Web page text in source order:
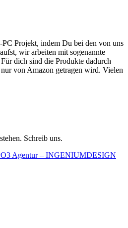
Projekt, indem Du bei den von uns
wir arbeiten mit sogenannte
dich sind die Produkte dadurch
von Amazon getragen wird. Vielen
Schreib uns.
Agentur – INGENIUMDESIGN